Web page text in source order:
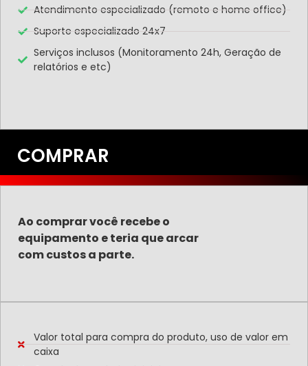
Atendimento especializado (remoto e home office)
Suporte especializado 24x7
Serviços inclusos (Monitoramento 24h, Geração de
relatórios e etc)
COMPRAR
Ao comprar você recebe o
equipamento e teria que arcar
com custos a parte.
Valor total para compra do produto, uso de valor em
caixa